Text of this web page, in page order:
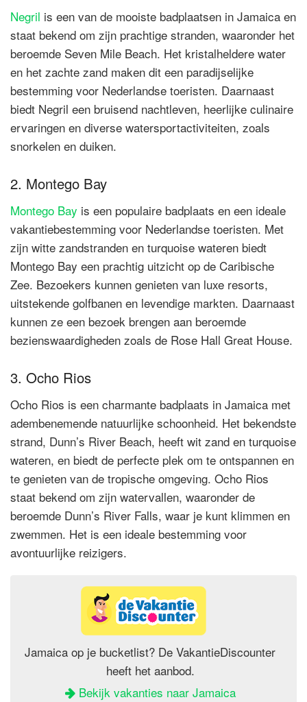
Negril is een van de mooiste badplaatsen in Jamaica en
staat bekend om zijn prachtige stranden, waaronder het
beroemde Seven Mile Beach. Het kristalheldere water
en het zachte zand maken dit een paradijselijke
bestemming voor Nederlandse toeristen. Daarnaast
biedt Negril een bruisend nachtleven, heerlijke culinaire
ervaringen en diverse watersportactiviteiten, zoals
snorkelen en duiken.
2. Montego Bay
Montego Bay is een populaire badplaats en een ideale
vakantiebestemming voor Nederlandse toeristen. Met
zijn witte zandstranden en turquoise wateren biedt
Montego Bay een prachtig uitzicht op de Caribische
Zee. Bezoekers kunnen genieten van luxe resorts,
uitstekende golfbanen en levendige markten. Daarnaast
kunnen ze een bezoek brengen aan beroemde
bezienswaardigheden zoals de Rose Hall Great House.
3. Ocho Rios
Ocho Rios is een charmante badplaats in Jamaica met
adembenemende natuurlijke schoonheid. Het bekendste
strand, Dunn’s River Beach, heeft wit zand en turquoise
wateren, en biedt de perfecte plek om te ontspannen en
te genieten van de tropische omgeving. Ocho Rios
staat bekend om zijn watervallen, waaronder de
beroemde Dunn’s River Falls, waar je kunt klimmen en
zwemmen. Het is een ideale bestemming voor
avontuurlijke reizigers.
Jamaica op je bucketlist? De VakantieDiscounter
heeft het aanbod.
Bekijk vakanties naar Jamaica